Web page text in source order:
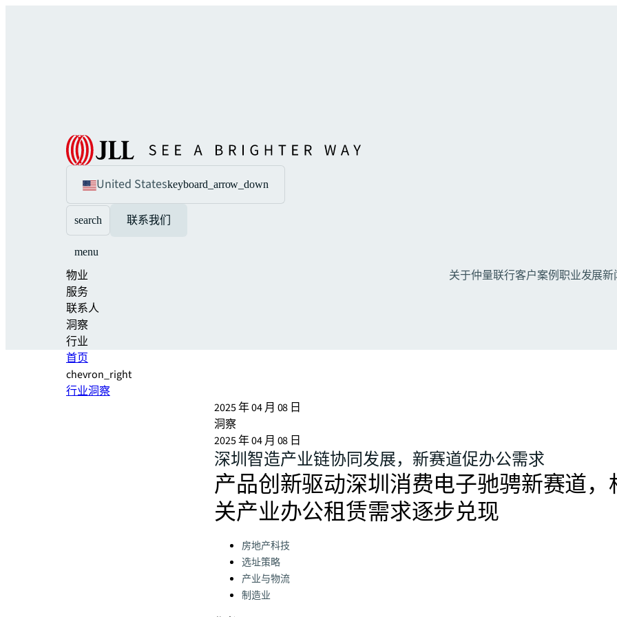
United Stateskeyboard_arrow_down
search 联系我们
menu
物业
服务
联系人
洞察
行业
关于仲量联行客户案例职业发展新
首页
chevron_right
行业洞察
2025 年 04 月 08 日
洞察
2025 年 04 月 08 日
深圳智造产业链协同发展，新赛道促办公需求
产品创新驱动深圳消费电子驰骋新赛道，
关产业办公租赁需求逐步兑现
Categories:
房地产科技
选址策略
产业与物流
制造业